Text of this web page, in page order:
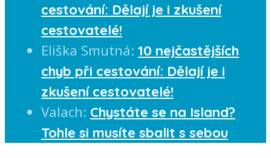
cestování: Dělají je i zkušení
cestovatelé!
Eliška Smutná: 10 nejčastějších
chyb při cestování: Dělají je i
zkušení cestovatelé!
Valach: Chystáte se na Island?
Tohle si musíte sbalit s sebou